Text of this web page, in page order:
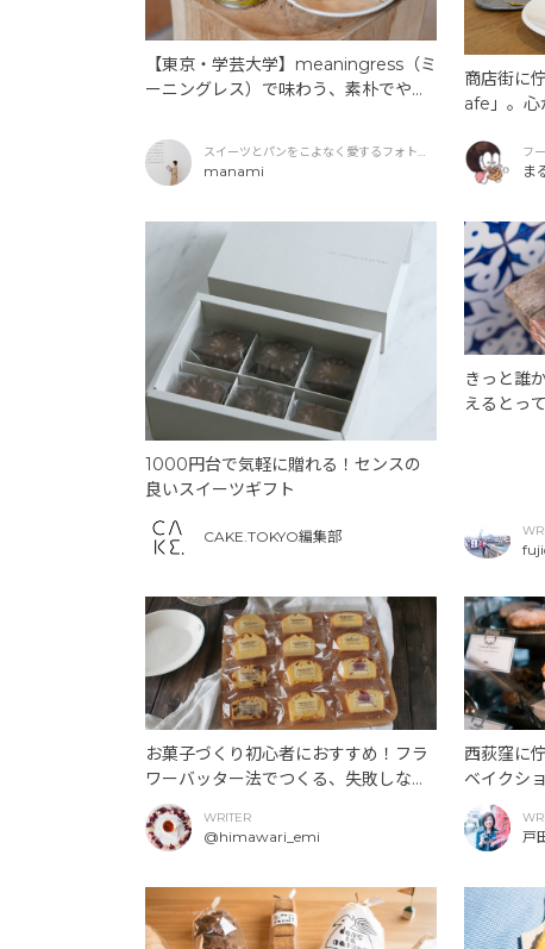
【東京・学芸大学】meaningress（ミ
ーニングレス）で味わう、素朴でやさ
スイーツとパンをこよなく愛するフォトグ
ラファー
manami
商店街に
afe」。心
フ
ま
1000円台で気軽に贈れる！センスの
良いスイーツギフト
CAKE.TOKYO編集部
きっと誰
えるとっ
お菓子づくり初心者におすすめ！フラ
ワーバッター法でつくる、失敗しない
パウンドケーキのレシピ。
WRITER
@himawari_emi
西荻窪に
ベイクシ
ンベイク
戸